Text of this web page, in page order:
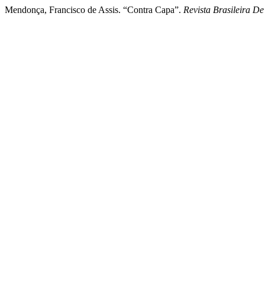
Mendonça, Francisco de Assis. “Contra Capa”. Revista Brasileira